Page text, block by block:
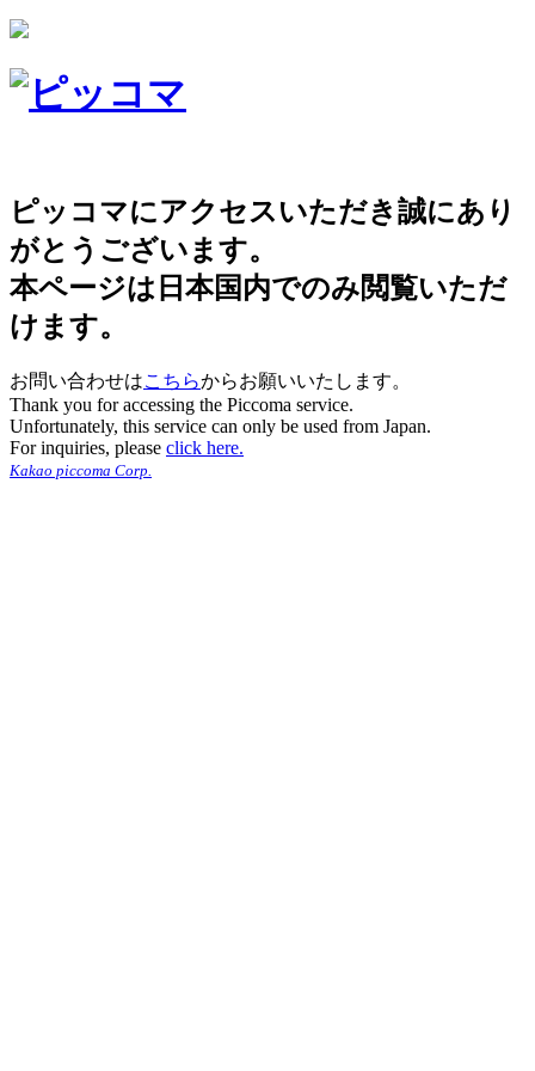
ピッコマにアクセスいただき誠にあり
がとうございます。
本ページは日本国内でのみ閲覧いただ
けます。
お問い合わせはこちらからお願いいたします。
Thank you for accessing the Piccoma service.
Unfortunately, this service can only be used from Japan.
For inquiries, please click here.
Kakao piccoma Corp.